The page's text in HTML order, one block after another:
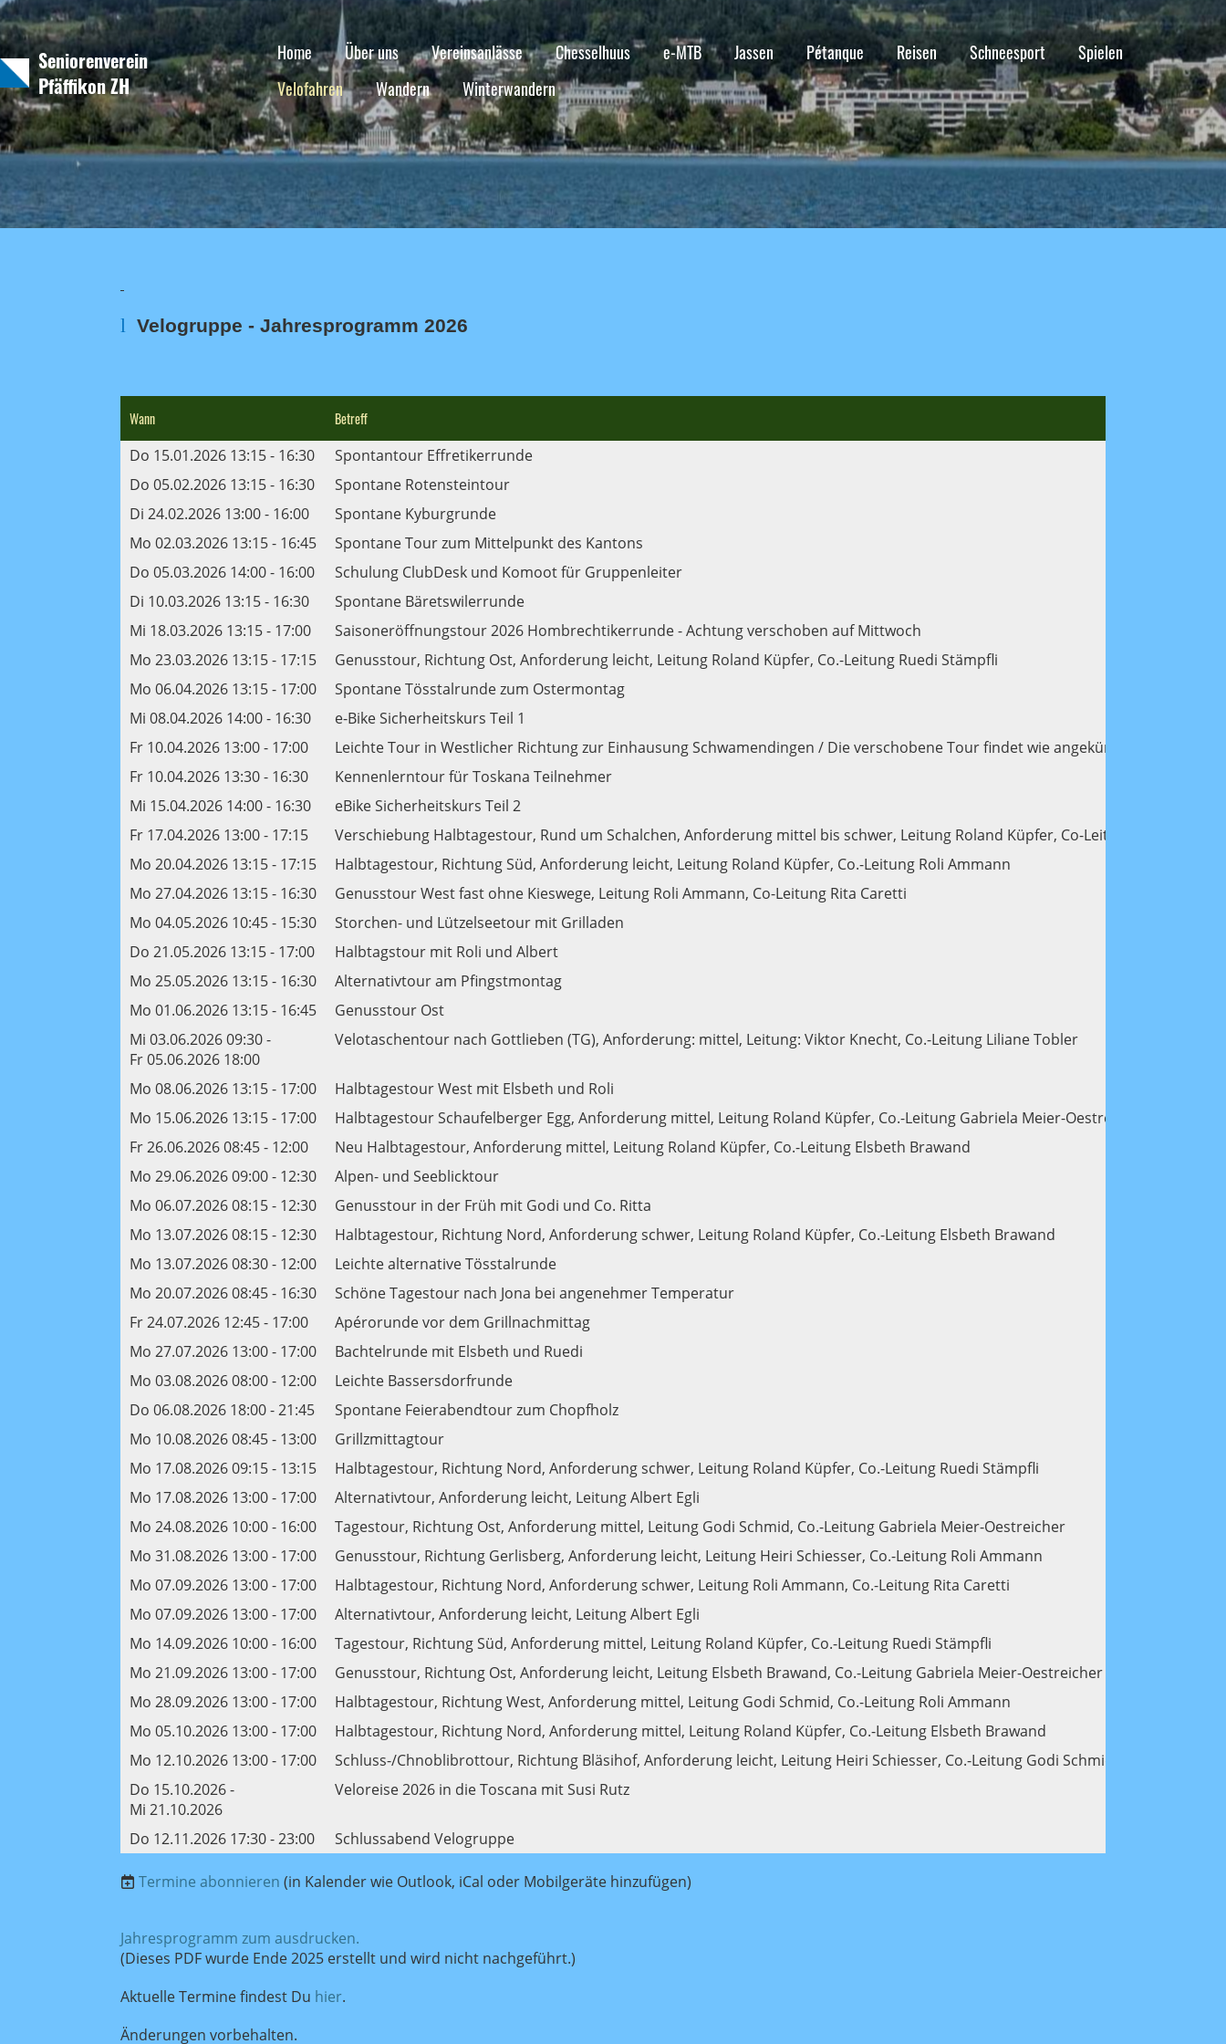
Home Über uns Vereinsanlässe Chesselhuus e-MTB Jassen Pétanque Reisen Schneesport
Spielen
Velofahren
Wandern Winterwandern
Seniorenverein
Pfäffikon ZH
l Velogruppe - Jahresprogramm 2026
Wann Betreff
Do 15.01.2026 13:15 - 16:30
Spontantour Effretikerrunde
Do 05.02.2026 13:15 - 16:30
Spontane Rotensteintour
Di 24.02.2026 13:00 - 16:00
Spontane Kyburgrunde
Mo 02.03.2026 13:15 - 16:45
Spontane Tour zum Mittelpunkt des Kantons
Do 05.03.2026 14:00 - 16:00
Schulung ClubDesk und Komoot für Gruppenleiter
Di 10.03.2026 13:15 - 16:30
Spontane Bäretswilerrunde
Mi 18.03.2026 13:15 - 17:00
Saisoneröffnungstour 2026 Hombrechtikerrunde - Achtung verschoben auf Mittwoch
Mo 23.03.2026 13:15 - 17:15
Genusstour, Richtung Ost, Anforderung leicht, Leitung Roland Küpfer, Co.-Leitung Ruedi Stämpfli
Mo 06.04.2026 13:15 - 17:00
Spontane Tösstalrunde zum Ostermontag
Mi 08.04.2026 14:00 - 16:30
e-Bike Sicherheitskurs Teil 1
Fr 10.04.2026 13:00 - 17:00
Leichte Tour in Westlicher Richtung zur Einhausung Schwamendingen / Die verschobene Tour findet wie angekündigt am Freitag
Fr 10.04.2026 13:30 - 16:30
Kennenlerntour für Toskana Teilnehmer
Mi 15.04.2026 14:00 - 16:30
eBike Sicherheitskurs Teil 2
Fr 17.04.2026 13:00 - 17:15
Verschiebung Halbtagestour, Rund um Schalchen, Anforderung mittel bis schwer, Leitung Roland Küpfer, Co-Leitung Rita Caretti
Mo 20.04.2026 13:15 - 17:15
Halbtagestour, Richtung Süd, Anforderung leicht, Leitung Roland Küpfer, Co.-Leitung Roli Ammann
Mo 27.04.2026 13:15 - 16:30
Genusstour West fast ohne Kieswege, Leitung Roli Ammann, Co-Leitung Rita Caretti
Mo 04.05.2026 10:45 - 15:30
Storchen- und Lützelseetour mit Grilladen
Do 21.05.2026 13:15 - 17:00
Halbtagstour mit Roli und Albert
Mo 25.05.2026 13:15 - 16:30
Alternativtour am Pfingstmontag
Mo 01.06.2026 13:15 - 16:45
Genusstour Ost
Mi 03.06.2026 09:30 -
Fr 05.06.2026 18:00
Velotaschentour nach Gottlieben (TG), Anforderung: mittel, Leitung: Viktor Knecht, Co.-Leitung Liliane Tobler
Mo 08.06.2026 13:15 - 17:00
Halbtagestour West mit Elsbeth und Roli
Mo 15.06.2026 13:15 - 17:00
Halbtagestour Schaufelberger Egg, Anforderung mittel, Leitung Roland Küpfer, Co.-Leitung Gabriela Meier-Oestreicher
Fr 26.06.2026 08:45 - 12:00
Neu Halbtagestour, Anforderung mittel, Leitung Roland Küpfer, Co.-Leitung Elsbeth Brawand
Mo 29.06.2026 09:00 - 12:30
Alpen- und Seeblicktour
Mo 06.07.2026 08:15 - 12:30
Genusstour in der Früh mit Godi und Co. Ritta
Mo 13.07.2026 08:15 - 12:30
Halbtagestour, Richtung Nord, Anforderung schwer, Leitung Roland Küpfer, Co.-Leitung Elsbeth Brawand
Mo 13.07.2026 08:30 - 12:00
Leichte alternative Tösstalrunde
Mo 20.07.2026 08:45 - 16:30
Schöne Tagestour nach Jona bei angenehmer Temperatur
Fr 24.07.2026 12:45 - 17:00
Apérorunde vor dem Grillnachmittag
Mo 27.07.2026 13:00 - 17:00
Bachtelrunde mit Elsbeth und Ruedi
Mo 03.08.2026 08:00 - 12:00
Leichte Bassersdorfrunde
Do 06.08.2026 18:00 - 21:45
Spontane Feierabendtour zum Chopfholz
Mo 10.08.2026 08:45 - 13:00
Grillzmittagtour
Mo 17.08.2026 09:15 - 13:15
Halbtagestour, Richtung Nord, Anforderung schwer, Leitung Roland Küpfer, Co.-Leitung Ruedi Stämpfli
Mo 17.08.2026 13:00 - 17:00
Alternativtour, Anforderung leicht, Leitung Albert Egli
Mo 24.08.2026 10:00 - 16:00
Tagestour, Richtung Ost, Anforderung mittel, Leitung Godi Schmid, Co.-Leitung Gabriela Meier-Oestreicher
Mo 31.08.2026 13:00 - 17:00
Genusstour, Richtung Gerlisberg, Anforderung leicht, Leitung Heiri Schiesser, Co.-Leitung Roli Ammann
Mo 07.09.2026 13:00 - 17:00
Halbtagestour, Richtung Nord, Anforderung schwer, Leitung Roli Ammann, Co.-Leitung Rita Caretti
Mo 07.09.2026 13:00 - 17:00
Alternativtour, Anforderung leicht, Leitung Albert Egli
Mo 14.09.2026 10:00 - 16:00
Tagestour, Richtung Süd, Anforderung mittel, Leitung Roland Küpfer, Co.-Leitung Ruedi Stämpfli
Mo 21.09.2026 13:00 - 17:00
Genusstour, Richtung Ost, Anforderung leicht, Leitung Elsbeth Brawand, Co.-Leitung Gabriela Meier-Oestreicher
Mo 28.09.2026 13:00 - 17:00
Halbtagestour, Richtung West, Anforderung mittel, Leitung Godi Schmid, Co.-Leitung Roli Ammann
Mo 05.10.2026 13:00 - 17:00
Halbtagestour, Richtung Nord, Anforderung mittel, Leitung Roland Küpfer, Co.-Leitung Elsbeth Brawand
Mo 12.10.2026 13:00 - 17:00
Schluss-/Chnoblibrottour, Richtung Bläsihof, Anforderung leicht, Leitung Heiri Schiesser, Co.-Leitung Godi Schmid
Do 15.10.2026 -
Mi 21.10.2026
Veloreise 2026 in die Toscana mit Susi Rutz
Do 12.11.2026 17:30 - 23:00 Schlussabend Velogruppe
Termine abonnieren (in Kalender wie Outlook, iCal oder Mobilgeräte hinzufügen)
Jahresprogramm zum ausdrucken.
(Dieses PDF wurde Ende 2025 erstellt und wird nicht nachgeführt.)
Aktuelle Termine findest Du hier.
Änderungen vorbehalten.